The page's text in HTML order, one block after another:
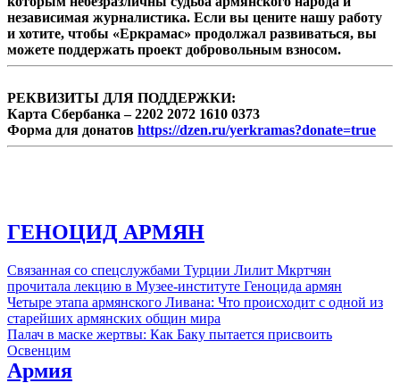
независимая журналистика. Если вы цените нашу работу
и хотите, чтобы «Еркрамас» продолжал развиваться, вы
можете поддержать проект добровольным взносом.
РЕКВИЗИТЫ ДЛЯ ПОДДЕРЖКИ:
Карта Сбербанка – 2202 2072 1610 0373
Форма для донатов https://dzen.ru/yerkramas?donate=true
ГЕНОЦИД АРМЯН
Связанная со спецслужбами Турции Лилит Мкртчян
прочитала лекцию в Музее-институте Геноцида армян
Четыре этапа армянского Ливана: Что происходит с одной из
старейших армянских общин мира
Палач в маске жертвы: Как Баку пытается присвоить
Освенцим
Армия